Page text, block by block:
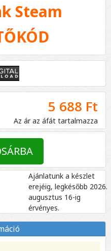
Steam
5 688 Ft
Az ár az áfát tartalmazza
Ajánlatunk a készlet
erejéig, legkésőbb 2026.
augusztus 16-ig
érvényes.